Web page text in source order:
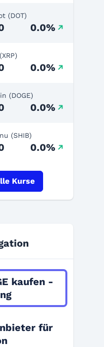
(DOT)
0.0%
0.0%
(DOGE)
0.0%
(SHIB)
0.0%
Kurse
kaufen -
für